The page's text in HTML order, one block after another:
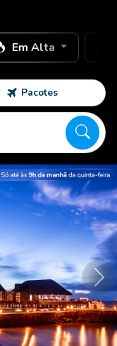
Em Alta
Pacotes